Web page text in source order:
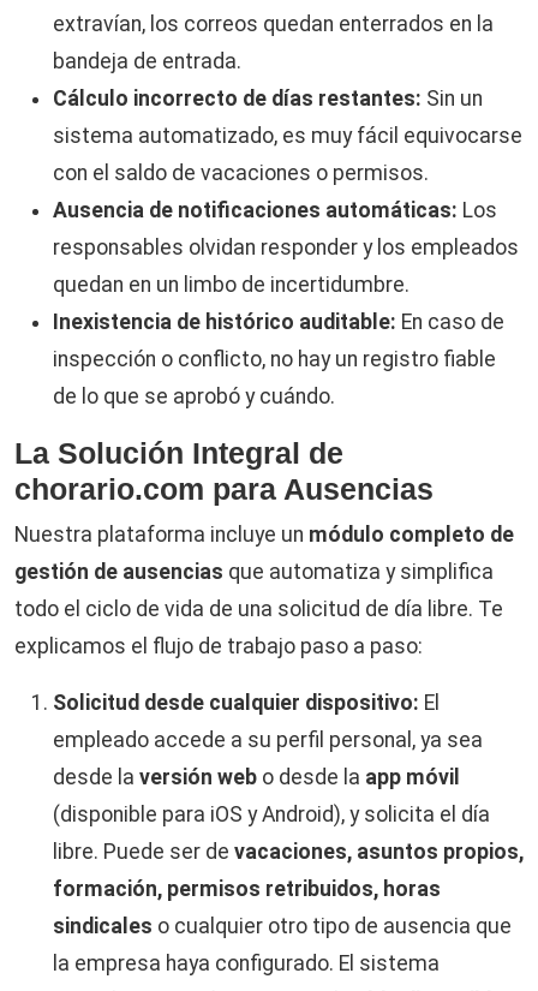
extravían, los correos quedan enterrados en la
bandeja de entrada.
Cálculo incorrecto de días restantes: Sin un
sistema automatizado, es muy fácil equivocarse
con el saldo de vacaciones o permisos.
Ausencia de notificaciones automáticas: Los
responsables olvidan responder y los empleados
quedan en un limbo de incertidumbre.
Inexistencia de histórico auditable: En caso de
inspección o conflicto, no hay un registro fiable
de lo que se aprobó y cuándo.
La Solución Integral de
chorario.com para Ausencias
Nuestra plataforma incluye un módulo completo de
gestión de ausencias que automatiza y simplifica
todo el ciclo de vida de una solicitud de día libre. Te
explicamos el flujo de trabajo paso a paso:
Solicitud desde cualquier dispositivo: El
empleado accede a su perfil personal, ya sea
desde la versión web o desde la app móvil
(disponible para iOS y Android), y solicita el día
libre. Puede ser de vacaciones, asuntos propios,
formación, permisos retribuidos, horas
sindicales o cualquier otro tipo de ausencia que
la empresa haya configurado. El sistema